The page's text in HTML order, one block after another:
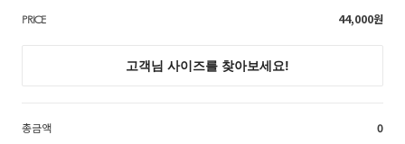
PRICE 44,000원
총금액 0